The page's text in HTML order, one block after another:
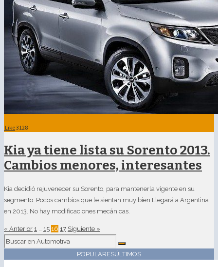
Like3128
Kia ya tiene lista su Sorento 2013.
Cambios menores, interesantes
Kia decidió rejuvenecer su Sorento, para mantenerla vigente en su
segmento. Pocos cambios que le sientan muy bien.Llegará a Argentina
en 2013. No hay modificaciones mecánicas.
« Anterior 1 … 15 16 17 Siguiente »
POPULARESÚLTIMOS